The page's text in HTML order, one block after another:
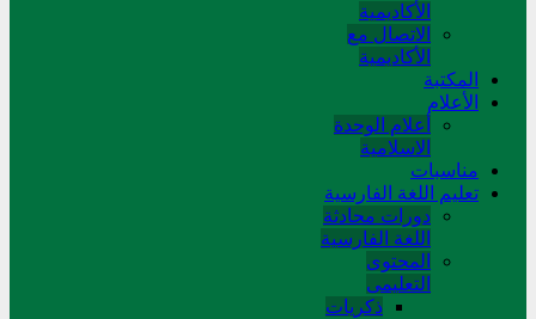
الأكاديمية
الاتصال مع
الأكاديمية
المکتبة
الأعلام
أعلام الوحدة
الاسلامية
مناسبات
تعلیم اللغة الفارسیة
دورات محادثة
اللغة الفارسیة
المحتوی
التعلیمی
ذکریات